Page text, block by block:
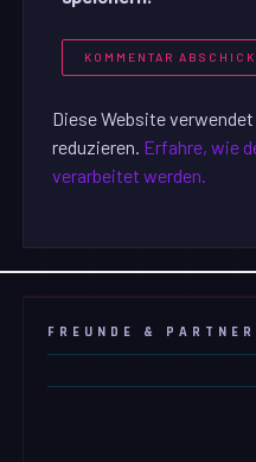
Diese Website
reduzieren. Erfahre, wie
verarbeitet werden.
FREUNDE & PARTNER